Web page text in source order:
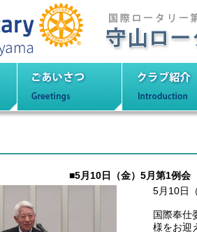
守山ロータリーク
■5月10日（金）5月第1例会
5月10日
国際奉仕
様をお迎